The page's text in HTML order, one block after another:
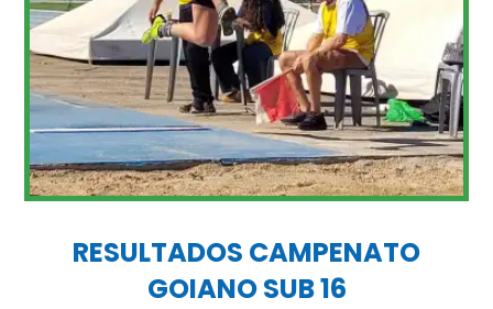
RESULTADOS CAMPENATO
GOIANO SUB 16